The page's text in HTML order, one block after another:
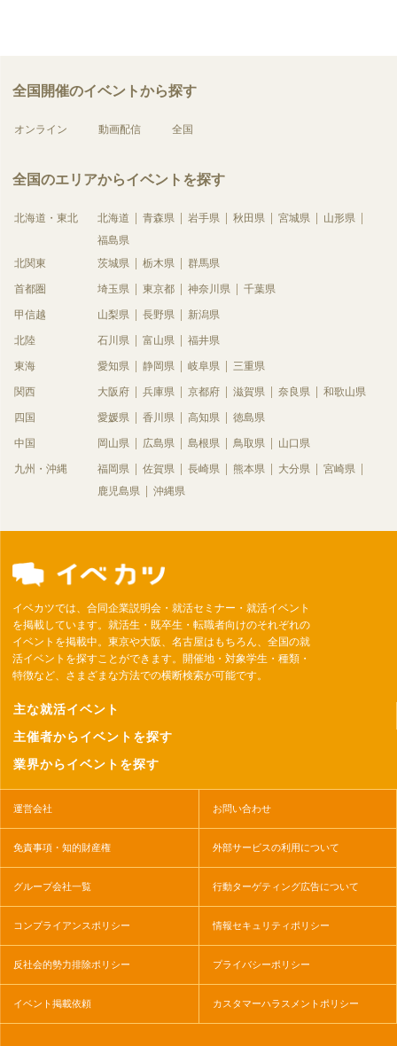
全国開催のイベントから探す
オンライン 動画配信 全国
全国のエリアからイベントを探す
北海道・東北 北海道 青森県 岩手県 秋田県 宮城県
山形県
福島県
北関東
茨城県 栃木県 群馬県
首都圏 埼玉県 東京都 神奈川県 千葉県
甲信越 山梨県 長野県 新潟県
北陸 石川県 富山県 福井県
東海 愛知県 静岡県 岐阜県 三重県
関西 大阪府 兵庫県 京都府 滋賀県 奈良県 和歌山県
四国 愛媛県 香川県 高知県 徳島県
中国 岡山県 広島県 島根県 鳥取県 山口県
九州・沖縄 福岡県 佐賀県 長崎県 熊本県 大分県
宮崎県
鹿児島県
沖縄県
イベカツでは、合同企業説明会・就活セミナー・就活イベント
を掲載しています。就活生・既卒生・転職者向けのそれぞれの
イベントを掲載中。東京や大阪、名古屋はもちろん、全国の就
活イベントを探すことができます。開催地・対象学生・種類・
特徴など、さまざまな方法での横断検索が可能です。
主な就活イベント
主催者からイベントを探す
業界からイベントを探す
運営会社 お問い合わせ
免責事項・知的財産権 外部サービスの利用について
グループ会社一覧 行動ターゲティング広告について
コンプライアンスポリシー 情報セキュリティポリシー
反社会的勢力排除ポリシー プライバシーポリシー
イベント掲載依頼 カスタマーハラスメントポリシー